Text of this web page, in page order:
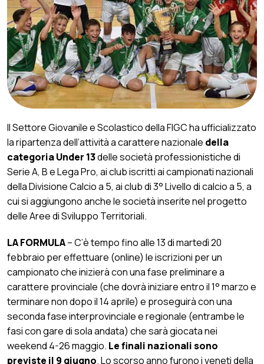
Il Settore Giovanile e Scolastico della FIGC ha ufficializzato
la ripartenza dell’attività a carattere nazionale della
categoria Under 13delle società professionistiche di
Serie A, B e Lega Pro, ai club iscritti ai campionati nazionali
della Divisione Calcio a 5, ai club di 3° Livello di calcio a 5, a
cui si aggiungono anche le società inserite nel progetto
delle Aree di Sviluppo Territoriali.
LA FORMULA– C’è tempo fino alle 13 di martedì 20
febbraio per effettuare (online) le iscrizioni per un
campionato che inizierà con una fase preliminare a
carattere provinciale (che dovrà iniziare entro il 1° marzo e
terminare non dopo il 14 aprile) e proseguirà con una
seconda fase interprovinciale e regionale (entrambe le
fasi con gare di sola andata) che sarà giocata nei
weekend 4-26 maggio. Le finali nazionali sono
previste il 9 giugno. Lo scorso anno furono i veneti della